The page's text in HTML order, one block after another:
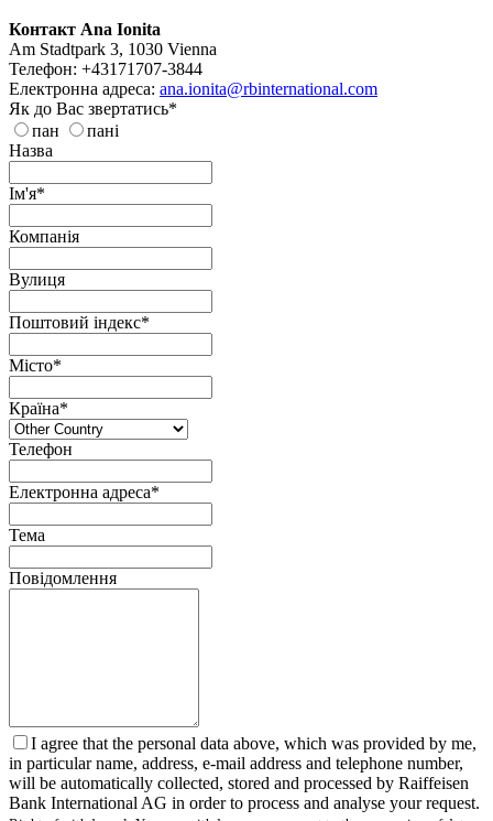
Контакт Ana Ionita
Am Stadtpark 3, 1030 Vienna
Телефон: +43171707-3844
Електронна адреса: ana.ionita@rbinternational.com
Як до Вас звертатись*
пан
пані
Назва
Ім'я*
Компанія
Вулиця
Поштовий індекс*
Місто*
Країна*
Телефон
Електронна адреса*
Тема
Повідомлення
I agree that the personal data above, which was provided by me,
in particular name, address, e-mail address and telephone number,
will be automatically collected, stored and processed by Raiffeisen
Bank International AG in order to process and analyse your request.